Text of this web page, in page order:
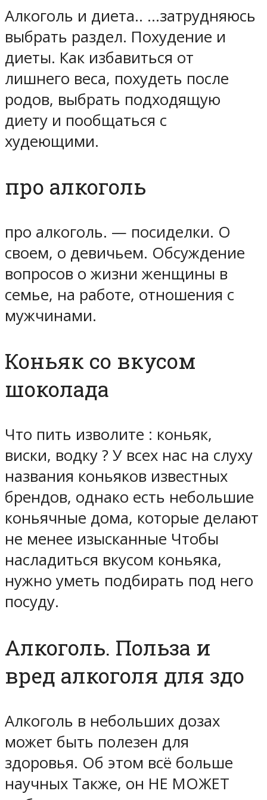
Алкоголь и диета.. …затрудняюсь
выбрать раздел. Похудение и
диеты. Как избавиться от
лишнего веса, похудеть после
родов, выбрать подходящую
диету и пообщаться с
худеющими.
про алкоголь
про алкоголь. — посиделки. О
своем, о девичьем. Обсуждение
вопросов о жизни женщины в
семье, на работе, отношения с
мужчинами.
Коньяк со вкусом
шоколада
Что пить изволите : коньяк,
виски, водку ? У всех нас на слуху
названия коньяков известных
брендов, однако есть небольшие
коньячные дома, которые делают
не менее изысканные Чтобы
насладиться вкусом коньяка,
нужно уметь подбирать под него
посуду.
Алкоголь. Польза и
вред алкоголя для здо
Алкоголь в небольших дозах
может быть полезен для
здоровья. Об этом всё больше
научных Также, он НЕ МОЖЕТ